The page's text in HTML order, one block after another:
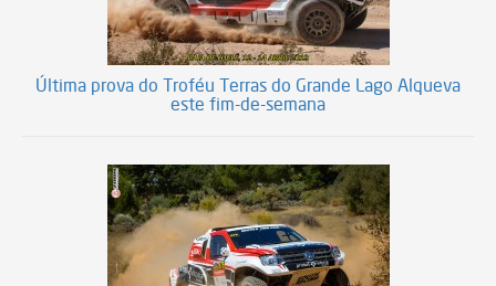
Última prova do Troféu Terras do Grande Lago Alqueva
este fim-de-semana